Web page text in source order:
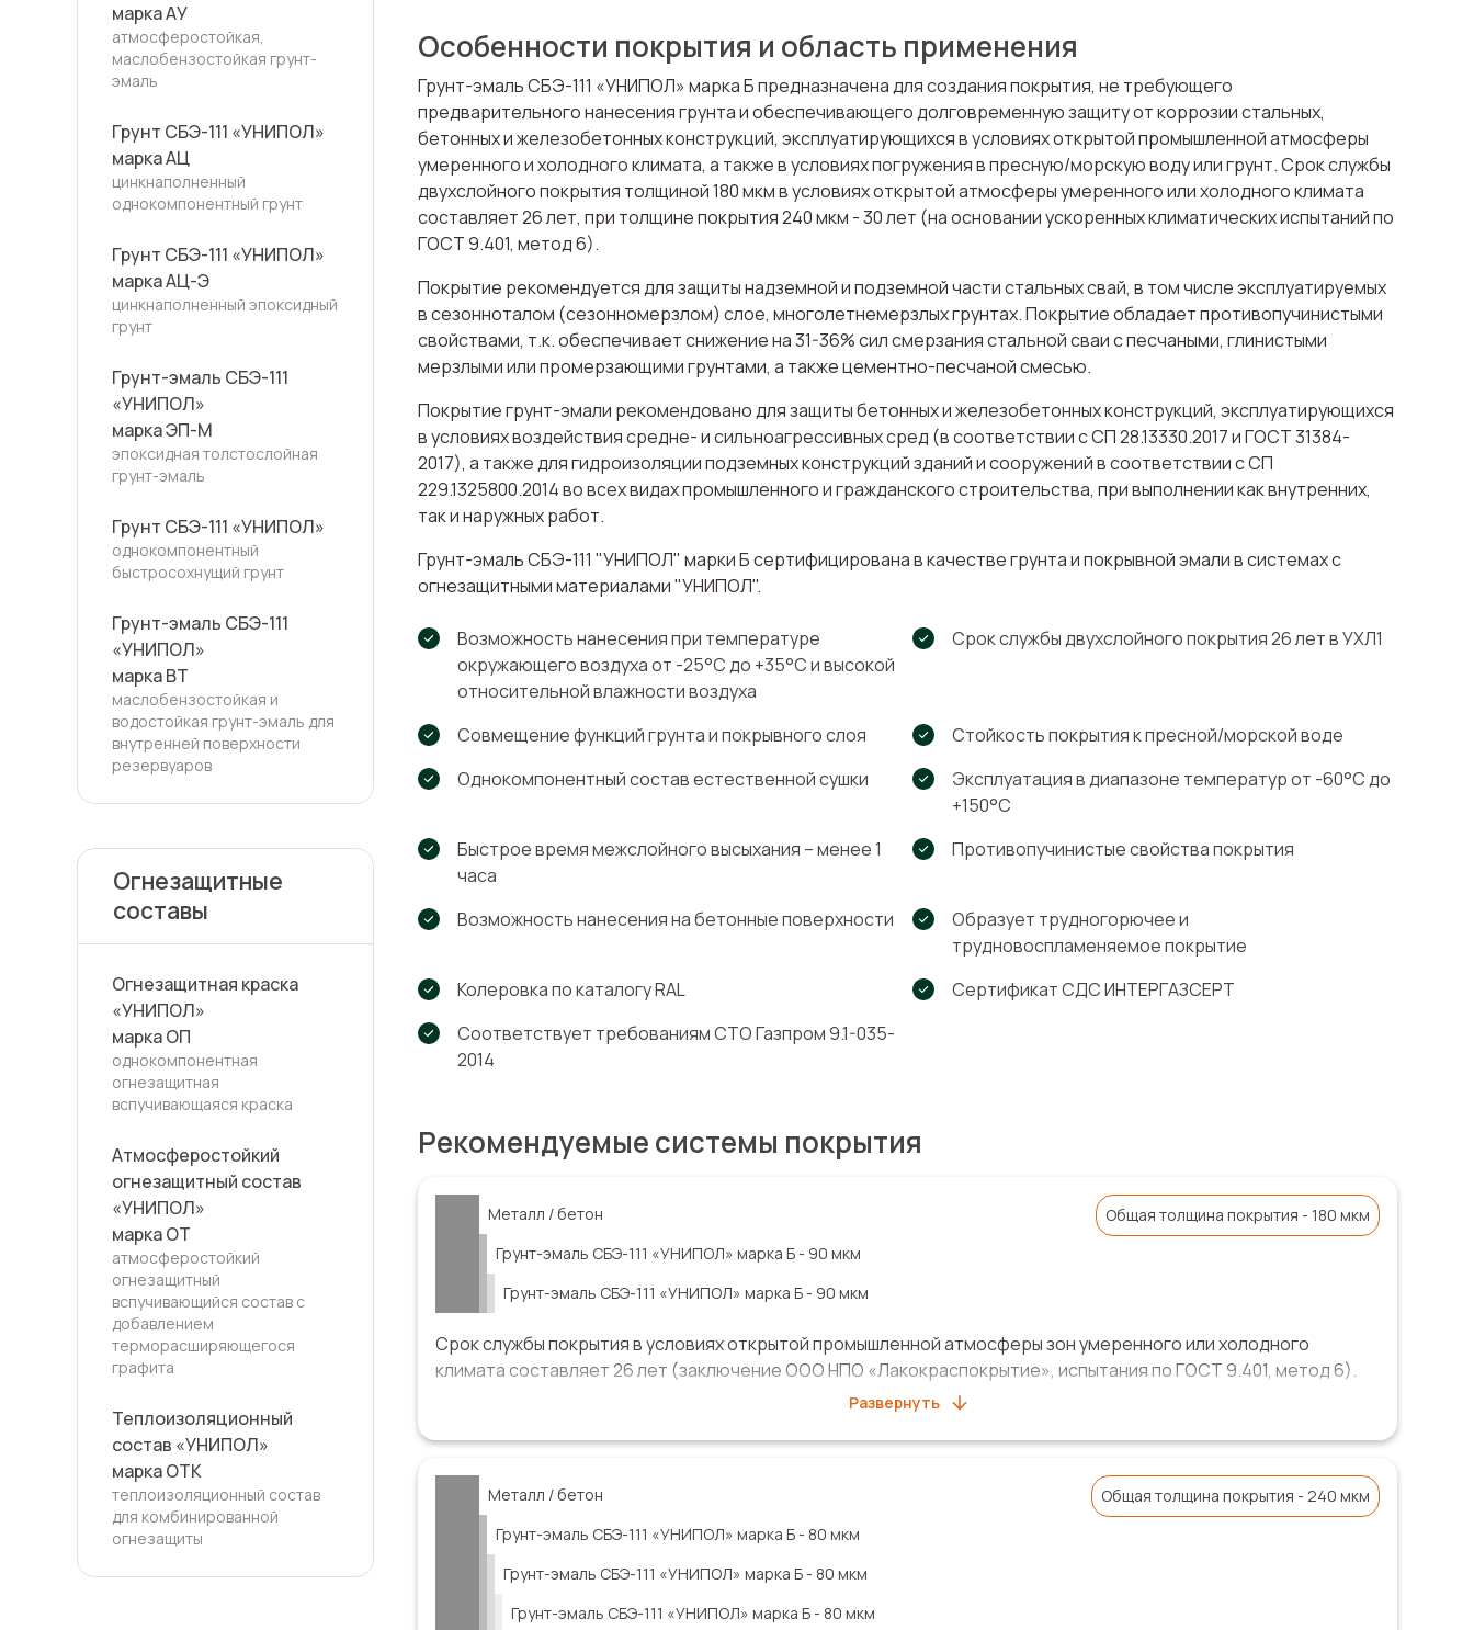
марка АУ
атмосферостойкая,
маслобензостойкая грунт-
эмаль
Грунт СБЭ-111 «УНИПОЛ»
марка АЦ
цинкнаполненный
однокомпонентный грунт
Грунт СБЭ-111 «УНИПОЛ»
марка АЦ-Э
цинкнаполненный эпоксидный
грунт
Грунт-эмаль СБЭ-111
«УНИПОЛ»
марка ЭП-М
эпоксидная толстослойная
грунт-эмаль
Грунт СБЭ-111 «УНИПОЛ»
однокомпонентный
быстросохнущий грунт
Грунт-эмаль СБЭ-111
«УНИПОЛ»
марка ВТ
маслобензостойкая и
водостойкая грунт-эмаль для
внутренней поверхности
резервуаров
Огнезащитные
составы
Огнезащитная краска
«УНИПОЛ»
марка ОП
однокомпонентная
огнезащитная
вспучивающаяся краска
Атмосферостойкий
огнезащитный состав
«УНИПОЛ»
марка ОТ
атмосферостойкий
огнезащитный
вспучивающийся состав с
добавлением
терморасширяющегося
графита
Теплоизоляционный
состав «УНИПОЛ»
марка ОТК
теплоизоляционный состав
для комбинированной
огнезащиты
Особенности покрытия и область применения
Грунт-эмаль СБЭ-111 «УНИПОЛ» марка Б предназначена для создания покрытия, не требующего
предварительного нанесения грунта и обеспечивающего долговременную защиту от коррозии стальных,
бетонных и железобетонных конструкций, эксплуатирующихся в условиях открытой промышленной атмосферы
умеренного и холодного климата, а также в условиях погружения в пресную/морскую воду или грунт. Срок службы
двухслойного покрытия толщиной 180 мкм в условиях открытой атмосферы умеренного или холодного климата
составляет 26 лет, при толщине покрытия 240 мкм - 30 лет (на основании ускоренных климатических испытаний по
ГОСТ 9.401, метод 6).
Покрытие рекомендуется для защиты надземной и подземной части стальных свай, в том числе эксплуатируемых
в сезонноталом (сезонномерзлом) слое, многолетнемерзлых грунтах. Покрытие обладает противопучинистыми
свойствами, т.к. обеспечивает снижение на 31-36% сил смерзания стальной сваи с песчаными, глинистыми
мерзлыми или промерзающими грунтами, а также цементно-песчаной смесью.
Покрытие грунт-эмали рекомендовано для защиты бетонных и железобетонных конструкций, эксплуатирующихся
в условиях воздействия средне- и сильноагрессивных сред (в соответствии с СП 28.13330.2017 и ГОСТ 31384-
2017), а также для гидроизоляции подземных конструкций зданий и сооружений в соответствии с СП
229.1325800.2014 во всех видах промышленного и гражданского строительства, при выполнении как внутренних,
так и наружных работ.
Грунт-эмаль СБЭ-111 "УНИПОЛ" марки Б сертифицирована в качестве грунта и покрывной эмали в системах с
огнезащитными материалами "УНИПОЛ".
Возможность нанесения при температуре
окружающего воздуха от -25°С до +35°С и высокой
относительной влажности воздуха
Срок службы двухслойного покрытия 26 лет в УХЛ1
Совмещение функций грунта и покрывного слоя
Стойкость покрытия к пресной/морской воде
Однокомпонентный состав естественной сушки
Эксплуатация в диапазоне температур от -60°С до
+150°С
Быстрое время межслойного высыхания – менее 1
часа
Противопучинистые свойства покрытия
Возможность нанесения на бетонные поверхности
Образует трудногорючее и
трудновоспламеняемое покрытие
Колеровка по каталогу RAL
Сертификат СДС ИНТЕРГАЗСЕРТ
Соответствует требованиям СТО Газпром 9.1-035-
2014
Рекомендуемые системы покрытия
Металл / бетон
Грунт-эмаль СБЭ-111 «УНИПОЛ» марка Б- 90 мкм
Грунт-эмаль СБЭ-111 «УНИПОЛ» марка Б- 90 мкм
Общая толщина покрытия - 180 мкм
Срок службы покрытия в условиях открытой промышленной атмосферы зон умеренного или холодного
климата составляет 26 лет (заключение ООО НПО «Лакокраспокрытие», испытания по ГОСТ 9.401, метод 6).
Проведены испытания по ISO 12944-6 с подтверждением срока службы «очень высокий» - более 25 лет для
категории атмосферной коррозионной активности С3 (городские и промышленные атмосферы), «высокий» -
умеренной засоленностью), «средний» - от 7 до 15 лет для категории атмосферной коррозионной активности
С5 (промышленные зоны с высокой влажностью и агрессивной атмосферой, береговые зоны с высокой
соленостью).
Система покрытия включена в реестры ПАО «Газпром», ПАО «НК «Роснефть», ГК «Трансстрой»,
сертифицирована в СДС ИНТЕРГАЗСЕРТ.
Развернуть
Металл / бетон
Грунт-эмаль СБЭ-111 «УНИПОЛ» марка Б- 80 мкм
Грунт-эмаль СБЭ-111 «УНИПОЛ» марка Б- 80 мкм
Грунт-эмаль СБЭ-111 «УНИПОЛ» марка Б- 80 мкм
Общая толщина покрытия - 240 мкм